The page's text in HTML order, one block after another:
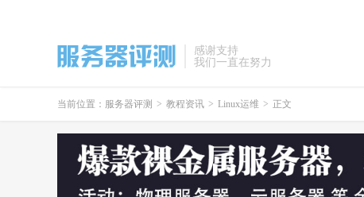
感谢支持
我们一直在努力
当前位置： 服务器评测 > 教程资讯 > Linux运维 > 正文